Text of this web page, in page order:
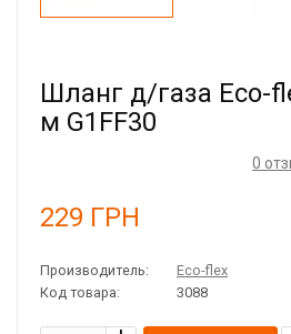
Шланг д/газа Eco-
м G1FF30
0
229 ГРН
Производитель:
Eco-flex
Код товара:
3088